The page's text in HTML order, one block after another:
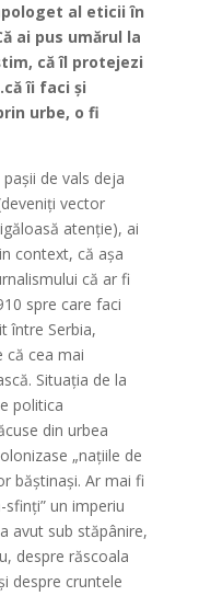
al eticii în
ai pus umărul la
că îl protejezi
îi faci și
urbe, o fi
de vals deja
vector
atenție), ai
context, că așa
că ar fi
spre care faci
între Serbia,
că cea mai
Situația de la
politica
din urbea
„națiile de
băștinași. Ar mai fi
un imperiu
avut sub stăpânire,
despre răscoala
despre cruntele